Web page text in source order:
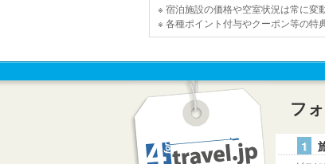
※ 宿泊施設の価格や空室状況は常に変
※ 各種ポイント付与やクーポン等の特
フ
1